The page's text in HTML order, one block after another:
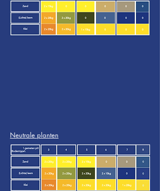
Neutrale planten